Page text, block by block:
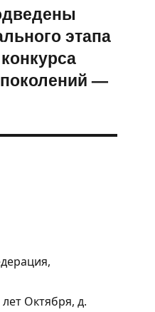
этапа
—
Октября, д.